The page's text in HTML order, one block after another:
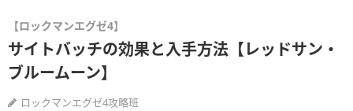
【ロックマンエグゼ4】
サイトバッチの効果と入手方法【レッドサン・
ブルームーン】
ロックマンエグゼ4攻略班